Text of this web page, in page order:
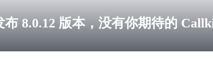
布 8.0.12 版本，没有你期待的